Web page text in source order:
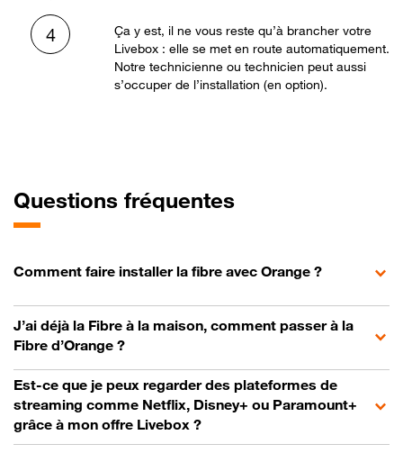
4
Ça y est, il ne vous reste qu’à brancher votre
Livebox : elle se met en route automatiquement.
Notre technicienne ou technicien peut aussi
s’occuper de l’installation (en option).
Questions fréquentes
Comment faire installer la fibre avec Orange ?
J’ai déjà la Fibre à la maison, comment passer à la
Fibre d’Orange ?
Est-ce que je peux regarder des plateformes de
streaming comme Netflix, Disney+ ou Paramount+
grâce à mon offre Livebox ?